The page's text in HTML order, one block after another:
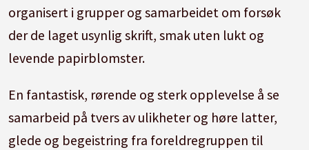
organisert i grupper og samarbeidet om forsøk
der de laget usynlig skrift, smak uten lukt og
levende papirblomster.
En fantastisk, rørende og sterk opplevelse å se
samarbeid på tvers av ulikheter og høre latter,
glede og begeistring fra foreldregruppen til